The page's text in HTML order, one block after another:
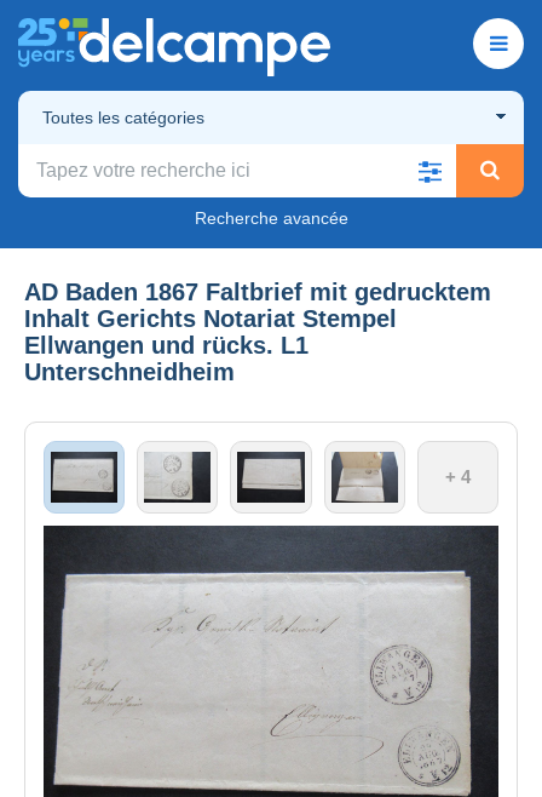
Toutes les catégories
Recherche avancée
AD Baden 1867 Faltbrief mit gedrucktem
Inhalt Gerichts Notariat Stempel
Ellwangen und rücks. L1
Unterschneidheim
+ 4